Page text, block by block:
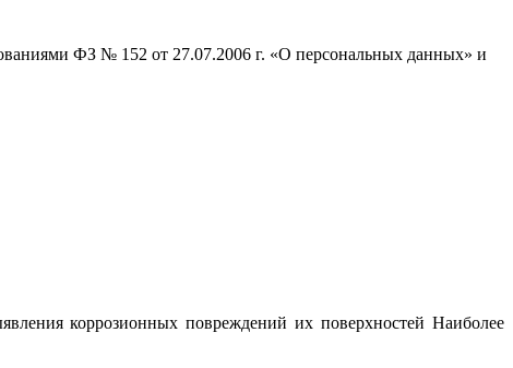
ФЗ № 152 от 27.07.2006 г. «О персональных данных» и
коррозионных повреждений их поверхностей Наиболее